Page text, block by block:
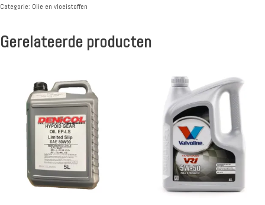
Categorie: Olie en vloeistoffen
Gerelateerde producten